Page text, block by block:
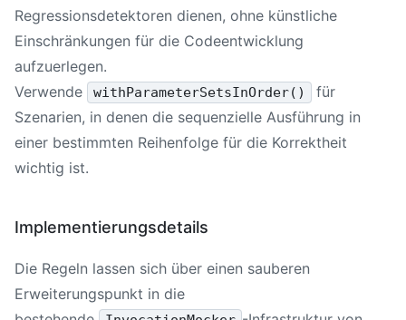
Regressionsdetektoren dienen, ohne künstliche
Einschränkungen für die Codeentwicklung
aufzuerlegen.
Verwende
withParameterSetsInOrder()
für
Szenarien, in denen die sequenzielle Ausführung in
einer bestimmten Reihenfolge für die Korrektheit
wichtig ist.
Implementierungsdetails
Die Regeln lassen sich über einen sauberen
Erweiterungspunkt in die